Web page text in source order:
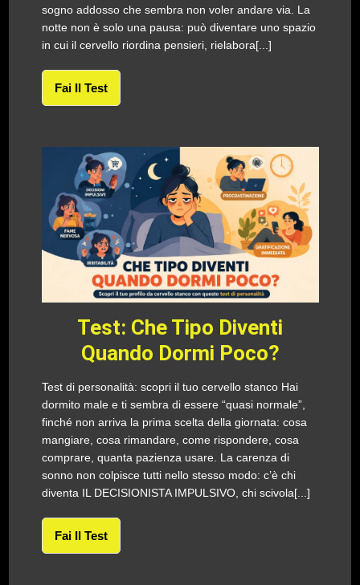
sogno addosso che sembra non voler andare via. La
notte non è solo una pausa: può diventare uno spazio
in cui il cervello riordina pensieri, rielabora[...]
Fai Il Test
Test: Che Tipo Diventi
Quando Dormi Poco?
Test di personalità: scopri il tuo cervello stanco Hai
dormito male e ti sembra di essere “quasi normale”,
finché non arriva la prima scelta della giornata: cosa
mangiare, cosa rimandare, come rispondere, cosa
comprare, quanta pazienza usare. La carenza di
sonno non colpisce tutti nello stesso modo: c’è chi
diventa IL DECISIONISTA IMPULSIVO, chi scivola[...]
Fai Il Test